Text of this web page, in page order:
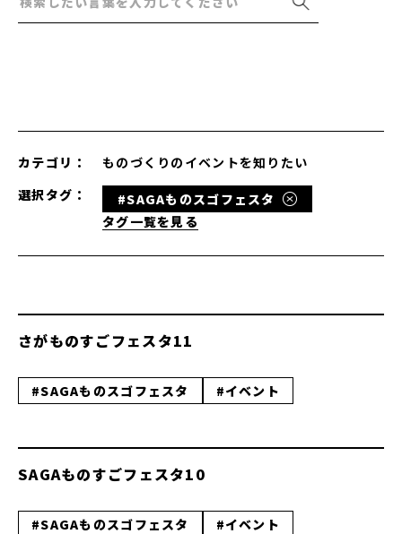
カテゴリ：
ものづくりのイベントを知りたい
選択タグ：
#SAGAものスゴフェスタ
タグ一覧を見る
さがものすごフェスタ11
#SAGAものスゴフェスタ #イベント
SAGAものすごフェスタ10
#SAGAものスゴフェスタ #イベント